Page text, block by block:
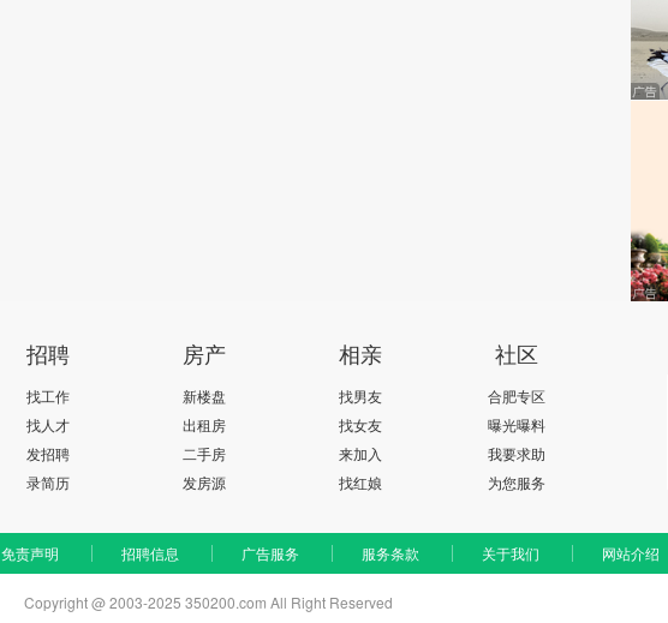
招聘
找工作
找人才
发招聘
录简历
房产
新楼盘
出租房
二手房
发房源
相亲
找男友
找女友
来加入
找红娘
社区
合肥专区
曝光曝料
我要求助
为您服务
免责声明 招聘信息 广告服务 服务条款 关于我们 网站介绍
Copyright @ 2003-2025 350200.com All Right Reserved